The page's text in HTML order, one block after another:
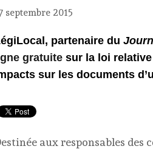
septembre 2015
partenaire du
gratuite sur la loi
sur les documents
aux responsables